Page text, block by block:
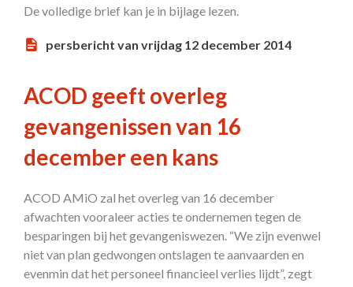
De volledige brief kan je in bijlage lezen.
persbericht van vrijdag 12 december 2014
ACOD geeft overleg
gevangenissen van 16
december een kans
ACOD AMiO zal het overleg van 16 december
afwachten vooraleer acties te ondernemen tegen de
besparingen bij het gevangeniswezen. “We zijn evenwel
niet van plan gedwongen ontslagen te aanvaarden en
evenmin dat het personeel financieel verlies lijdt”, zegt